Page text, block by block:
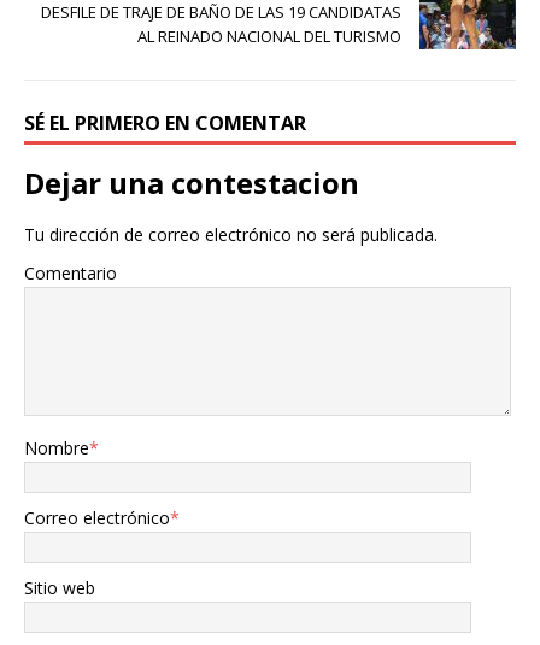
DESFILE DE TRAJE DE BAÑO DE LAS 19 CANDIDATAS
AL REINADO NACIONAL DEL TURISMO
SÉ EL PRIMERO EN COMENTAR
Dejar una contestacion
Tu dirección de correo electrónico no será publicada.
Comentario
Nombre*
Correo electrónico*
Sitio web